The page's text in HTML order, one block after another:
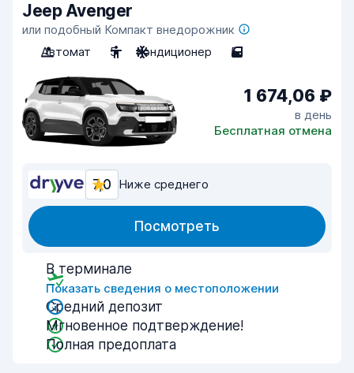
Jeep Avenger
или подобный Компакт внедорожник
Автомат
5 Кондиционер 5
1 674,06 ₽
в день
Бесплатная отмена
7,0 Ниже среднего
Посмотреть
В терминале
Показать сведения о местоположении
Средний депозит
Мгновенное подтверждение!
Полная предоплата